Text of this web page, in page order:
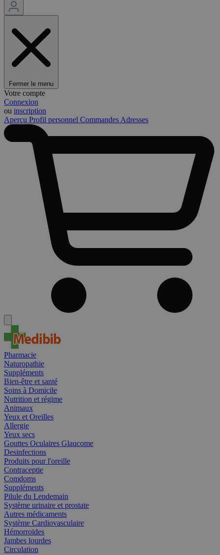
Fermer le menu
Votre compte
Connexion
ou inscription
Aperçu Profil personnel Commandes Adresses
Pharmacie
Naturopathie
Suppléments
Bien-être et santé
Soins à Domicile
Nutrition et régime
Animaux
Yeux et Oreilles
Allergie
Yeux secs
Gouttes Oculaires Glaucome
Desinfections
Produits pour l'oreille
Contraceptie
Comdoms
Suppléments
Pilule du Lendemain
Système urinaire et prostate
Autres médicaments
Système Cardiovasculaire
Hémorroïdes
Jambes lourdes
Circulation